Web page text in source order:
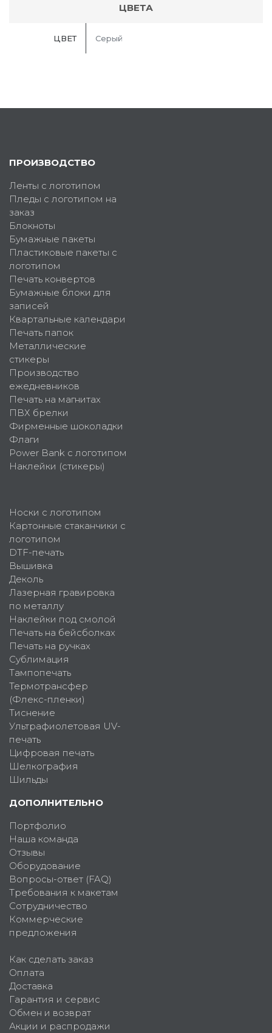
ЦВЕТА
ЦВЕТ Серый
ПРОИЗВОДСТВО
Ленты с логотипом
Пледы с логотипом на
заказ
Блокноты
Бумажные пакеты
Пластиковые пакеты с
логотипом
Печать конвертов
Бумажные блоки для
записей
Квартальные календари
Печать папок
Металлические
стикеры
Производство
ежедневников
Печать на магнитах
ПВХ брелки
Фирменные шоколадки
Флаги
Power Bank с логотипом
Наклейки (стикеры)
Носки с логотипом
Картонные стаканчики с
логотипом
DTF-печать
Вышивка
Деколь
Лазерная гравировка
по металлу
Наклейки под смолой
Печать на бейсболках
Печать на ручках
Сублимация
Тампопечать
Термотрансфер
(Флекс-пленки)
Тиснение
Ультрафиолетовая UV-
печать
Цифровая печать
Шелкография
Шильды
ДОПОЛНИТЕЛЬНО
Портфолио
Наша команда
Отзывы
Оборудование
Вопросы-ответ (FAQ)
Требования к макетам
Сотрудничество
Коммерческие
предложения
Как сделать заказ
Оплата
Доставка
Гарантия и сервис
Обмен и возврат
Акции и распродажи